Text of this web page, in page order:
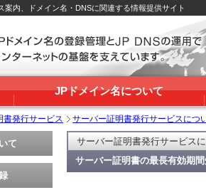
案内、ドメイン名・DNSに関連する情報提供サイト
JPドメイン名について
書発行サービス サーバー証明書発行サービスにつ
サーバー証明書発行サービス
サーバー証明書の最長有効期
て